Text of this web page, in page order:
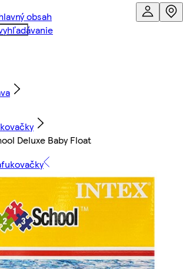
obsah
Deluxe Baby Float